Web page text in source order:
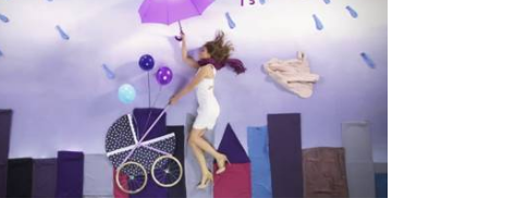
Atlantic Grupa
Donato di Carlo
Melem